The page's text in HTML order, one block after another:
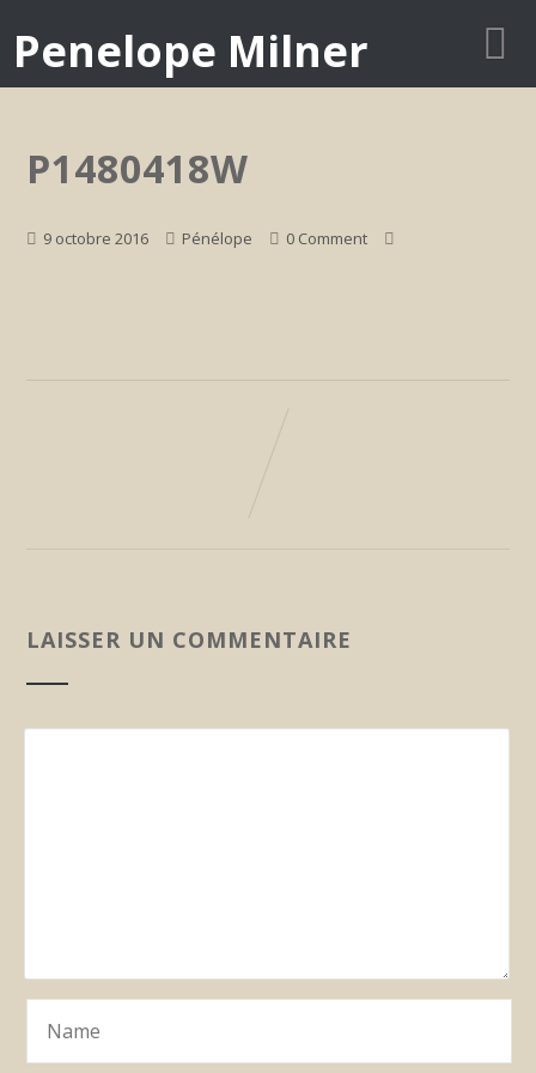
Penelope Milner
P1480418W
9 octobre 2016 Pénélope 0 Comment
LAISSER UN COMMENTAIRE